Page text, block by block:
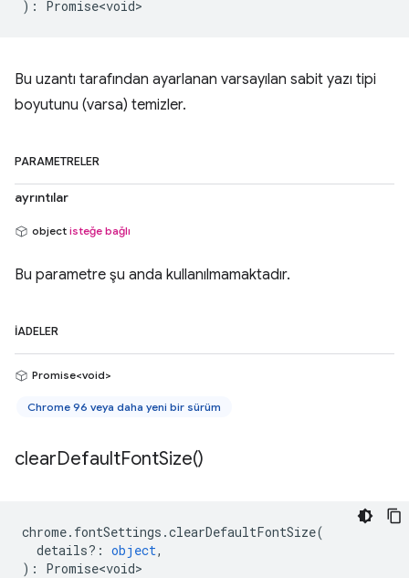
) : Promise<void>
Bu uzantı tarafından ayarlanan varsayılan sabit yazı tipi
boyutunu (varsa) temizler.
PARAMETRELER
ayrıntılar
object isteğe bağlı
Bu parametre şu anda kullanılmamaktadır.
İADELER
Promise<void>
Chrome 96 veya daha yeni bir sürüm
clearDefaultFontSize()
chrome. fontSettings .clearDefaultFontSize(
details? : object,
) : Promise<void>